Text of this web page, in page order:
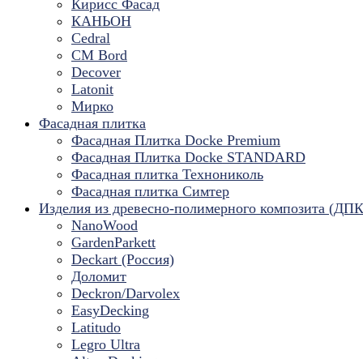
Кирисс Фасад
КАНЬОН
Cedral
CM Bord
Decover
Latonit
Мирко
Фасадная плитка
Фасадная Плитка Docke Premium
Фасадная Плитка Docke STANDARD
Фасадная плитка Технониколь
Фасадная плитка Симтер
Изделия из древесно-полимерного композита
NanoWood
GardenParkett
Deckart (Россия)
Доломит
Deckron/Darvolex
EasyDecking
Latitudo
Legro Ultra